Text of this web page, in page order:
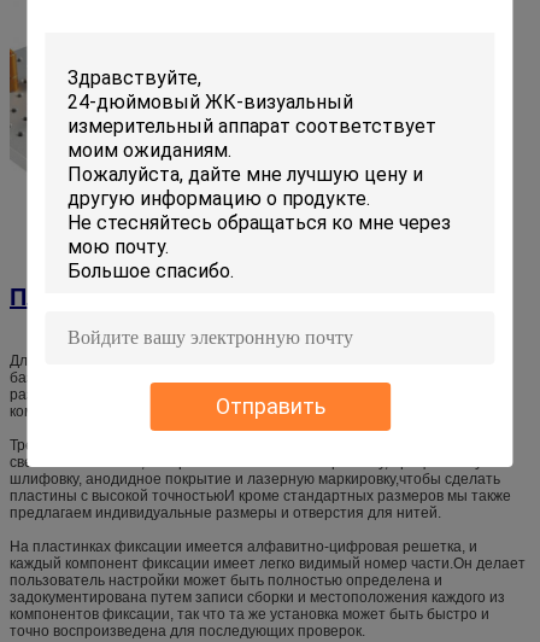
Отправить
Плиты основания CMM
Для светильников CMM серии Flexfix доступны различные размеры
базовых плит.Который позволяет широкий спектр применения для
различных размеров CMM и также удовлетворяя различные размеры
компонентов фиксации требования.
Требуется сложный производственный процесс для базовых плит
светильников CMM, который включает CNC-обработку, прецизионную
шлифовку, анодидное покрытие и лазерную маркировку,чтобы сделать
пластины с высокой точностьюИ кроме стандартных размеров мы также
предлагаем индивидуальные размеры и отверстия для нитей.
На пластинках фиксации имеется алфавитно-цифровая решетка, и
каждый компонент фиксации имеет легко видимый номер части.Он делает
пользователь настройки может быть полностью определена и
задокументирована путем записи сборки и местоположения каждого из
компонентов фиксации, так что та же установка может быть быстро и
точно воспроизведена для последующих проверок.